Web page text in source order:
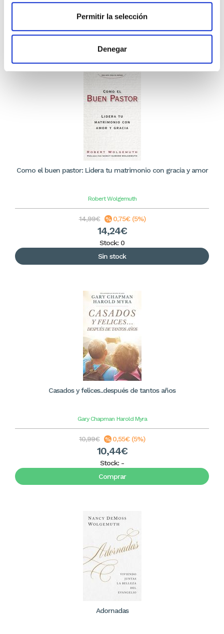
Permitir la selección
Denegar
10,44€
Comprar
Como el buen pastor: Lidera tu matrimonio con gracia y amor
Robert Wolgemuth
14,99€ 0,75€ (5%)
14,24€
Stock: 0
Sin stock
Casados y felices...después de tantos años
Gary Chapman Harold Myra
10,99€ 0,55€ (5%)
10,44€
Stock: -
Comprar
Adornadas